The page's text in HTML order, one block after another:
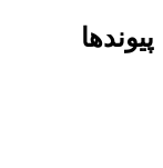
پیوند‌ها